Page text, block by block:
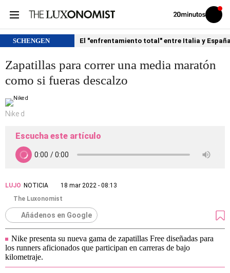
Volver
Iniciar
sesión
SCHENGEN El "enfrentamiento total" entre Italia y
Zapatillas para correr una media maratón
como si fueras descalzo
Nike d
Escucha este artículo
LUJO NOTICIA
18 mar 2022 - 08:13
The Luxonomist
Añádenos en Google
Nike presenta su nueva gama de zapatillas Free diseñadas para
los runners aficionados que participan en carreras de bajo
kilometraje.